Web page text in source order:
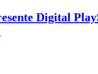
Digital